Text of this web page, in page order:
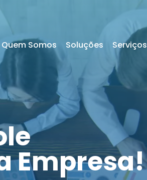
Quem Somos Soluções Serviços
Empresa!